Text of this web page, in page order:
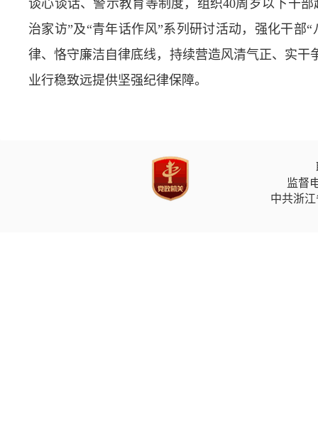
谈心谈话、警示教育等制度，组织40周岁以下干
治家访”及“青年话作风”系列研讨活动，强化干部
律、恪守廉洁自律底线，持续营造风清气正、实
业行稳致远提供坚强纪律保障。
监督
中共浙